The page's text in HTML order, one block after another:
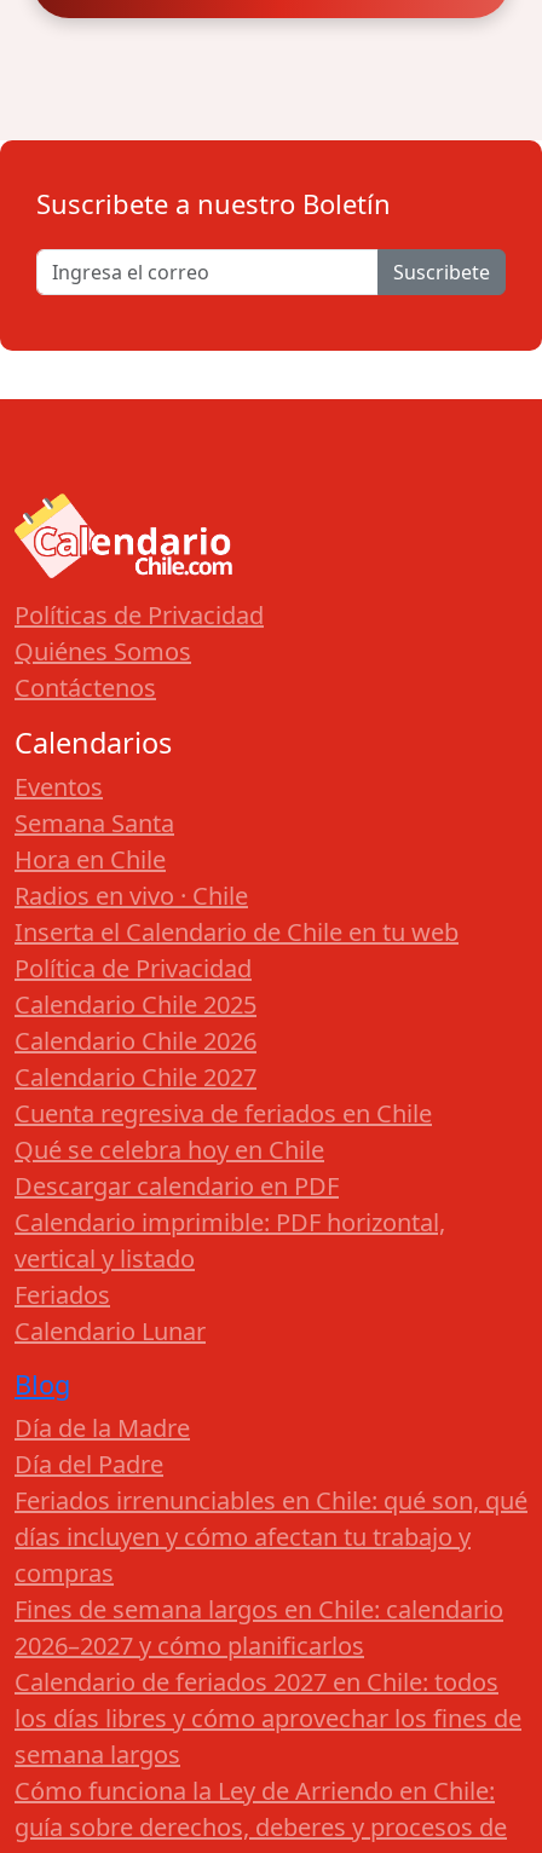
Suscribete a nuestro Boletín
Suscribete
Políticas de Privacidad
Quiénes Somos
Contáctenos
Calendarios
Eventos
Semana Santa
Hora en Chile
Radios en vivo · Chile
Inserta el Calendario de Chile en tu web
Política de Privacidad
Calendario Chile 2025
Calendario Chile 2026
Calendario Chile 2027
Cuenta regresiva de feriados en Chile
Qué se celebra hoy en Chile
Descargar calendario en PDF
Calendario imprimible: PDF horizontal,
vertical y listado
Feriados
Calendario Lunar
Blog
Día de la Madre
Día del Padre
Feriados irrenunciables en Chile: qué son, qué
días incluyen y cómo afectan tu trabajo y
compras
Fines de semana largos en Chile: calendario
2026–2027 y cómo planificarlos
Calendario de feriados 2027 en Chile: todos
los días libres y cómo aprovechar los fines de
semana largos
Cómo funciona la Ley de Arriendo en Chile:
guía sobre derechos, deberes y procesos de